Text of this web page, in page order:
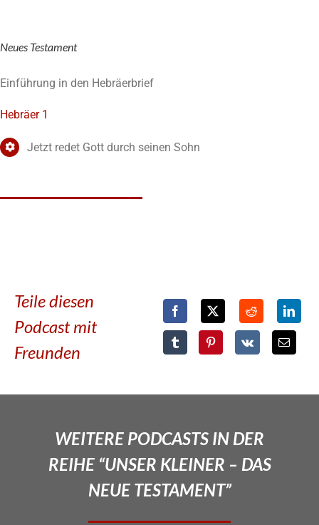
Neues Testament
Einführung in den Hebräerbrief
Hebräer 1
Jetzt redet Gott durch seinen Sohn
Teile diesen
Podcast mit
Freunden
WEITERE PODCASTS IN DER
REIHE “UNSER KLEINER – DAS
NEUE TESTAMENT”